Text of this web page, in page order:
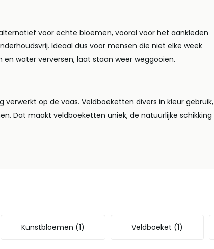
voor echte bloemen, vooral voor het aankleden
Ideaal dus voor mensen die niet elke week
water verversen, laat staan weer weggooien.
op de vaas. Veldboeketten divers in kleur gebruik,
Dat maakt veldboeketten uniek, de natuurlijke schikking
Kunstbloemen (1) Veldboeket (1)